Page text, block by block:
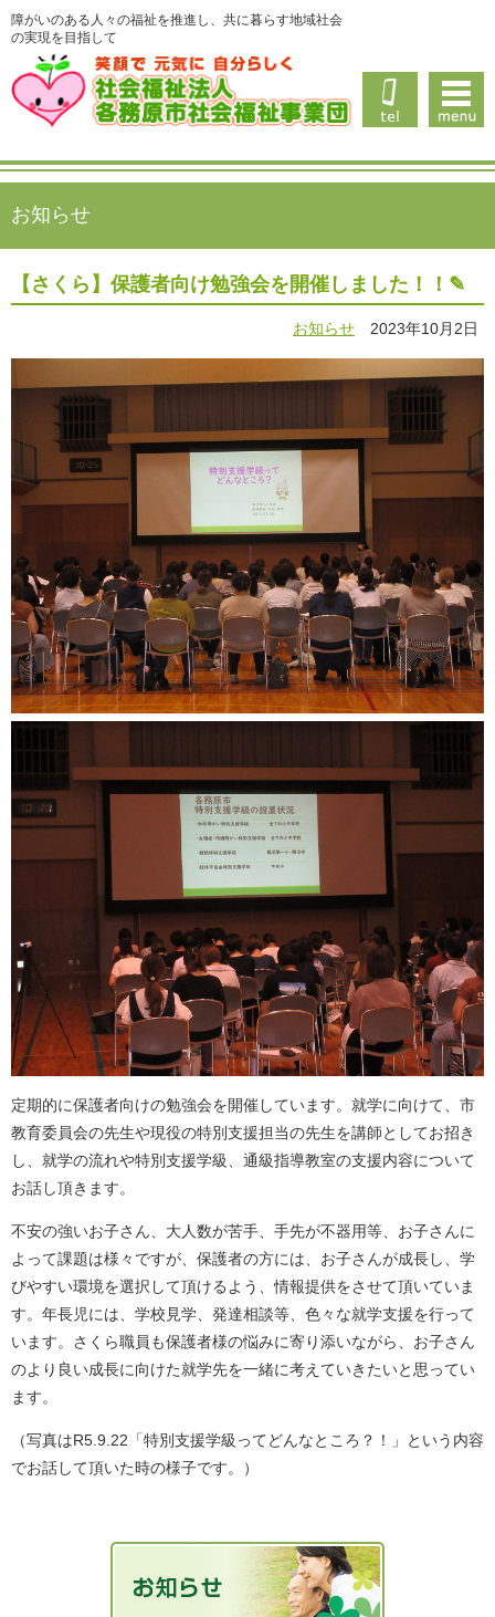
障がいのある人々の福祉を推進し、共に暮らす地域社会
の実現を目指して
お知らせ
【さくら】保護者向け勉強会を開催しました！！✎
お知らせ 2023年10月2日
定期的に保護者向けの勉強会を開催しています。就学に向けて、市
教育委員会の先生や現役の特別支援担当の先生を講師としてお招き
し、就学の流れや特別支援学級、通級指導教室の支援内容について
お話し頂きます。
不安の強いお子さん、大人数が苦手、手先が不器用等、お子さんに
よって課題は様々ですが、保護者の方には、お子さんが成長し、学
びやすい環境を選択して頂けるよう、情報提供をさせて頂いていま
す。年長児には、学校見学、発達相談等、色々な就学支援を行って
います。さくら職員も保護者様の悩みに寄り添いながら、お子さん
のより良い成長に向けた就学先を一緒に考えていきたいと思ってい
ます。
（写真はR5.9.22「特別支援学級ってどんなところ？！」という内容
でお話して頂いた時の様子です。）